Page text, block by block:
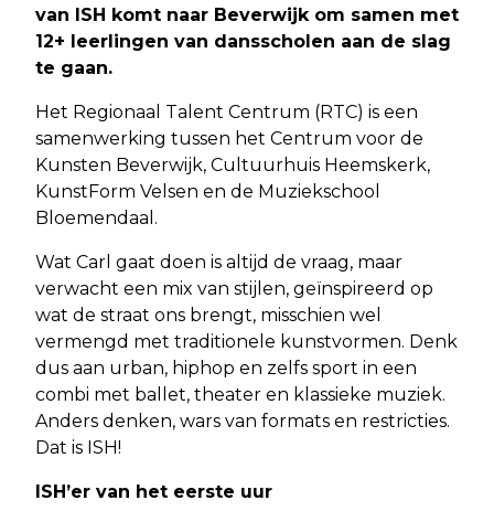
van ISH komt naar Beverwijk om samen met
12+ leerlingen van dansscholen aan de slag
te gaan.
Het Regionaal Talent Centrum (RTC) is een
samenwerking tussen het Centrum voor de
Kunsten Beverwijk, Cultuurhuis Heemskerk,
KunstForm Velsen en de Muziekschool
Bloemendaal.
Wat Carl gaat doen is altijd de vraag, maar
verwacht een mix van stijlen, geïnspireerd op
wat de straat ons brengt, misschien wel
vermengd met traditionele kunstvormen. Denk
dus aan urban, hiphop en zelfs sport in een
combi met ballet, theater en klassieke muziek.
Anders denken, wars van formats en restricties.
Dat is ISH!
ISH’er van het eerste uur